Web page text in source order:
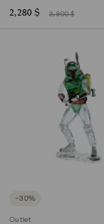
2,280 $ 3,800 $
−30%
Outlet